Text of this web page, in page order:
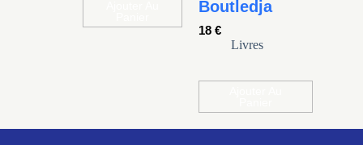
Boutledja
18€
Livres